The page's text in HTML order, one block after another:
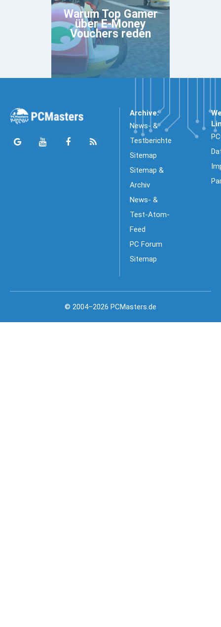
Warum Top Gamer
über E-Money
Vouchers reden
Archive:
News- &
Testberichte
Sitemap
Sitemap &
Archiv
News- &
Test-Atom-
Feed
PC Forum
Sitemap
© 2004–2026 PCMasters.de